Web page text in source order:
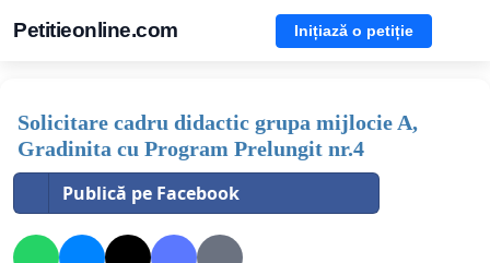
Petitieonline.com Inițiază o petiție
Solicitare cadru didactic grupa mijlocie A,
Gradinita cu Program Prelungit nr.4
Publică pe Facebook